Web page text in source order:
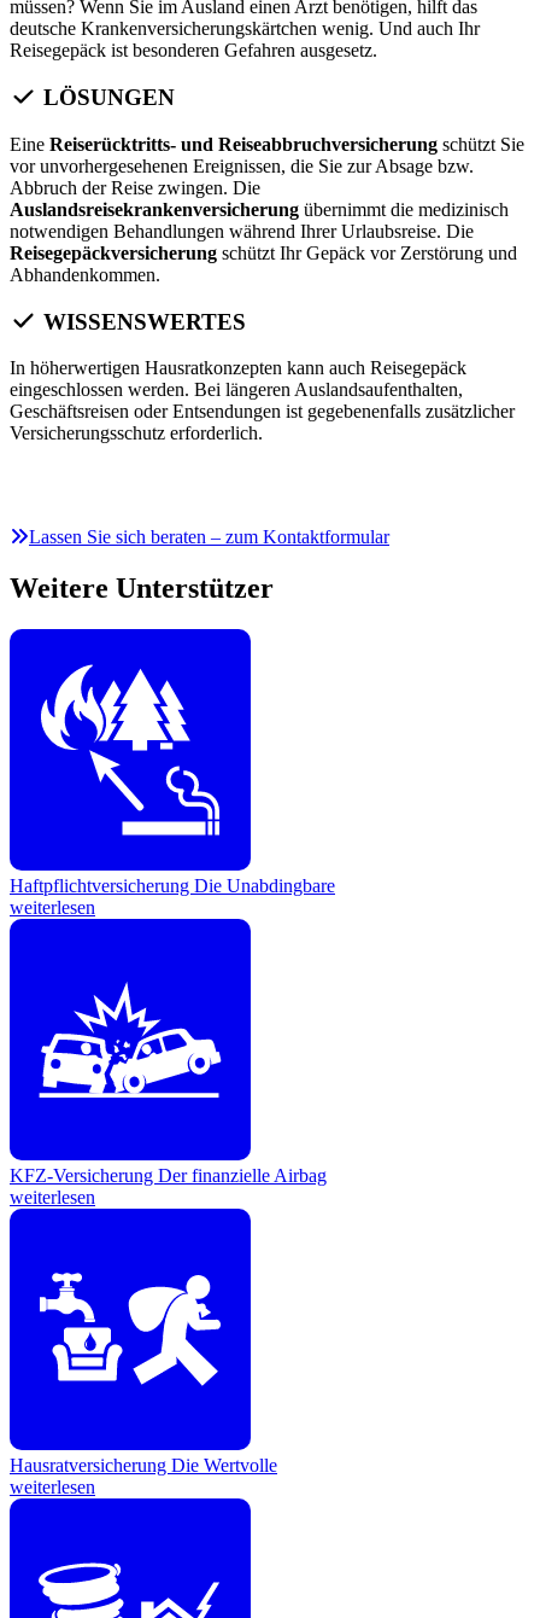
müssen? Wenn Sie im Ausland einen Arzt benötigen, hilft das
deutsche Krankenversicherungskärtchen wenig. Und auch Ihr
Reisegepäck ist besonderen Gefahren ausgesetz.
LÖSUNGEN
Eine Reiserücktritts- und Reiseabbruchversicherung schützt Sie
vor unvorhergesehenen Ereignissen, die Sie zur Absage bzw.
Abbruch der Reise zwingen. Die
Auslandsreisekrankenversicherung übernimmt die medizinisch
notwendigen Behandlungen während Ihrer Urlaubsreise. Die
Reisegepäckversicherung schützt Ihr Gepäck vor Zerstörung und
Abhandenkommen.
WISSENSWERTES
In höherwertigen Hausratkonzepten kann auch Reisegepäck
eingeschlossen werden. Bei längeren Auslandsaufenthalten,
Geschäftsreisen oder Entsendungen ist gegebenenfalls zusätzlicher
Versicherungsschutz erforderlich.
Lassen Sie sich beraten – zum Kontaktformular
Weitere Unterstützer
Haftpflichtversicherung Die Unabdingbare
weiterlesen
KFZ-Versicherung Der finanzielle Airbag
weiterlesen
Hausratversicherung Die Wertvolle
weiterlesen